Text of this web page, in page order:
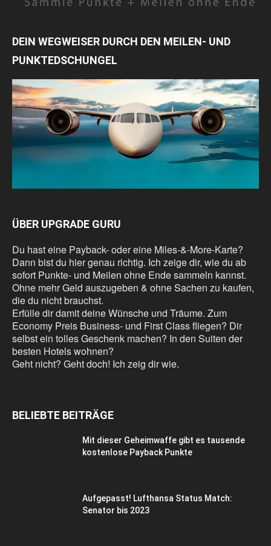
DEIN WEGWEISER DURCH DEN MEILEN- UND
PUNKTEDSCHUNGEL
ÜBER UPGRADE GURU
Du hast eine Payback- oder eine Miles-&-More-Karte?
Dann bist du hier genau richtig. Ich zeige dir, wie du ab
sofort Punkte- und Meilen ohne Ende sammeln kannst.
Ohne mehr Geld auszugeben & ohne Sachen zu kaufen,
die du nicht brauchst.
Erfülle dir damit deine Wünsche und Träume. Zum
Economy Preis Business- und First Class fliegen? Dir
selbst ein tolles Geschenk machen? In den Suiten der
besten Hotels wohnen?
Geht nicht? Geht doch! Ich zeig dir wie.
BELIEBTE BEITRÄGE
Mit dieser Geheimwaffe gibt es tausende
kostenlose Payback Punkte
Aufgepasst! Lufthansa Status Match:
Senator bis 2023